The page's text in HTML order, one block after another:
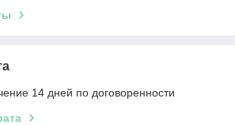
14 дней по договоренности